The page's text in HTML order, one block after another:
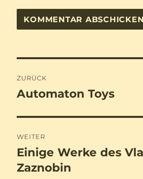
ZURÜCK
Vorheriger
Automaton Toys
WEITER
Nächster
Beitrag:
Einige Werke des
Zaznobin